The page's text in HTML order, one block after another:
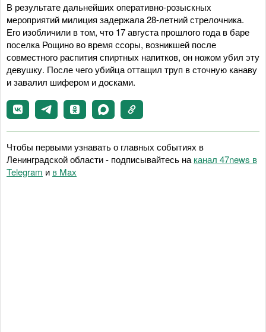
В результате дальнейших оперативно-розыскных
мероприятий милиция задержала 28-летний стрелочника.
Его изобличили в том, что 17 августа прошлого года в баре
поселка Рощино во время ссоры, возникшей после
совместного распития спиртных напитков, он ножом убил эту
девушку. После чего убийца оттащил труп в сточную канаву
и завалил шифером и досками.
Чтобы первыми узнавать о главных событиях в
Ленинградской области - подписывайтесь на канал 47news в
Telegram и в Maх